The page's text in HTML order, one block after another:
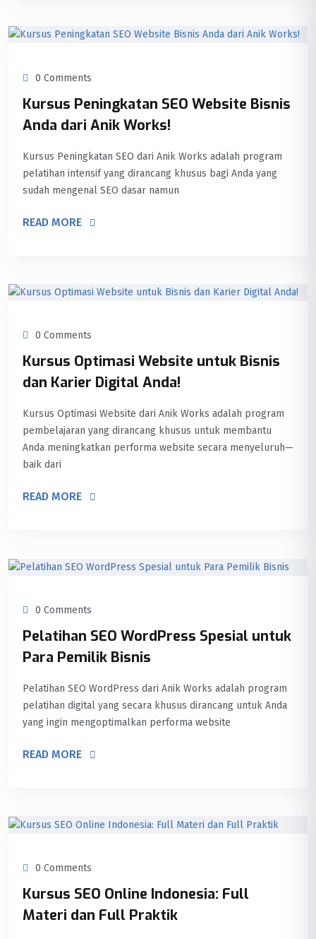
0 Comments
Kursus Peningkatan SEO Website Bisnis
Anda dari Anik Works!
Kursus Peningkatan SEO dari Anik Works adalah program
pelatihan intensif yang dirancang khusus bagi Anda yang
sudah mengenal SEO dasar namun
READ MORE
0 Comments
Kursus Optimasi Website untuk Bisnis
dan Karier Digital Anda!
Kursus Optimasi Website dari Anik Works adalah program
pembelajaran yang dirancang khusus untuk membantu
Anda meningkatkan performa website secara menyeluruh—
baik dari
READ MORE
0 Comments
Pelatihan SEO WordPress Spesial untuk
Para Pemilik Bisnis
Pelatihan SEO WordPress dari Anik Works adalah program
pelatihan digital yang secara khusus dirancang untuk Anda
yang ingin mengoptimalkan performa website
READ MORE
0 Comments
Kursus SEO Online Indonesia: Full
Materi dan Full Praktik